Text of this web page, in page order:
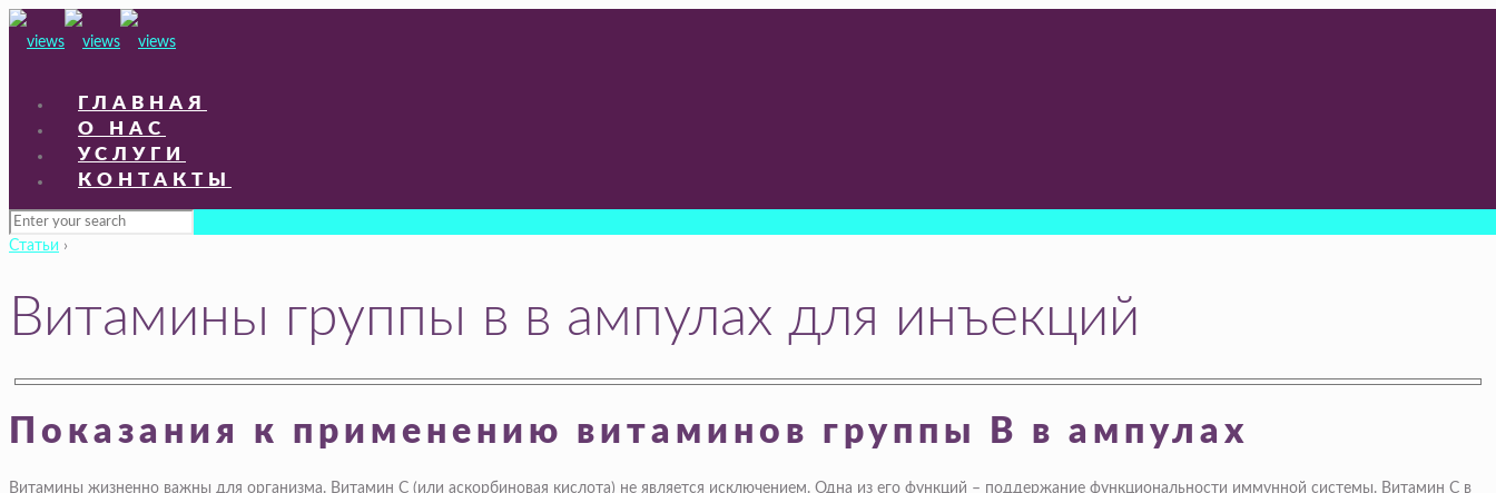
ГЛАВНАЯ
О НАС
УСЛУГИ
КОНТАКТЫ
Статьи ›
Витамины группы в в ампулах для инъекций
Показания к применению витаминов группы В в ампулах
Витамины жизненно важны для организма. Витамин С (или аскорбиновая кислота) не является исключением. Одна из его функций – поддержание функциональности иммунной системы. Витамин С в